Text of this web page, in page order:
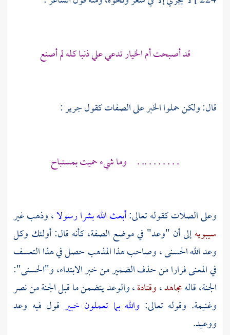
قد أصبحت أم الخيار تدعي علي ذنبا كله لم أصنع
قال: ولكن حملوا الخبر على الصفات كقولجرير:
. . . . . . . .. . وما شيء حميت بمستباح
وعلى الصلات كقوله تعالى:أبعث الله بشرا رسولا، وذهب غير
سيبويهإلى أن "وعد" في موضع الصفة، كأنه قال: أولئك وكل
وعد الله الحسنى ، وصاحب هذا المذهب حصل في هذا التعسف
في المعنى فرارا من حذف الضمير من خبر الابتداء، و"الحسنى":
الجنة، قالهمجاهد،وقتادة، والوعد يتضمن ما قبل الجنة من نصر
وغنيمة. وقوله تعالى: والله بما تعملون خبير قول فيه وعد
ووعيد.